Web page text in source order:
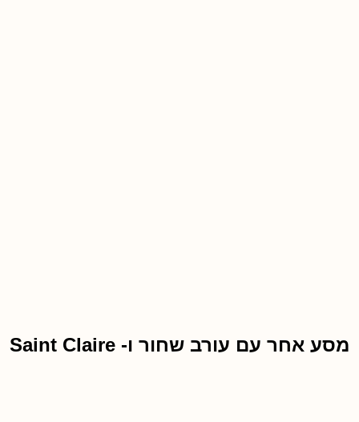
מסע אחר עם עורב שחור ו- Saint Claire